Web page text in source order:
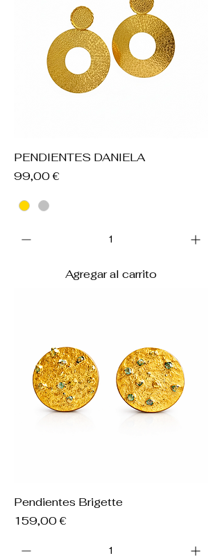
PENDIENTES DANIELA
Precio
99,00 €
Agregar al carrito
Pendientes Brigette
Precio
159,00 €